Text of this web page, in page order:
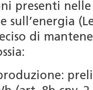
presenti nelle
sull’energia
di